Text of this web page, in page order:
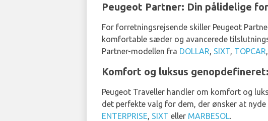
Peugeot Partner: Din pålidelige
For forretningsrejsende skiller Peugeot
komfortable sæder og avancerede
Partner-modellen fra DOLLAR, SIXT, TOPCAR,
Komfort og luksus
Peugeot Traveller handler om komfort og
det perfekte valg for dem, der ønsker at
ENTERPRISE, SIXT eller MARBESOL.